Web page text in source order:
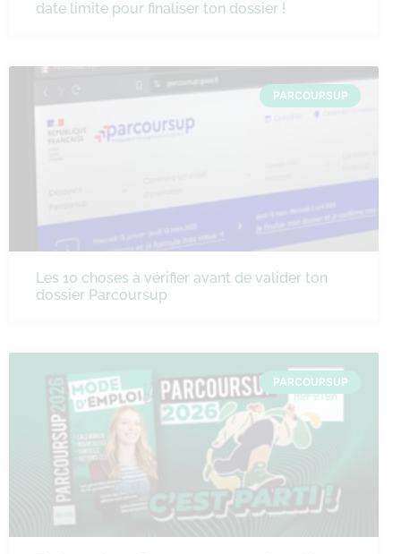
date limite pour finaliser ton dossier !
PARCOURSUP
Les 10 choses à vérifier avant de valider ton
dossier Parcoursup
PARCOURSUP